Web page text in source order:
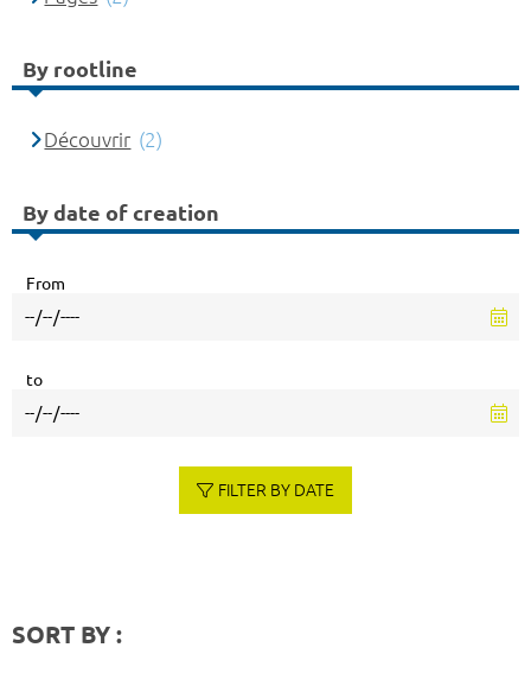
By rootline
Découvrir (2)
By date of creation
From
to
FILTER BY DATE
SORT BY :